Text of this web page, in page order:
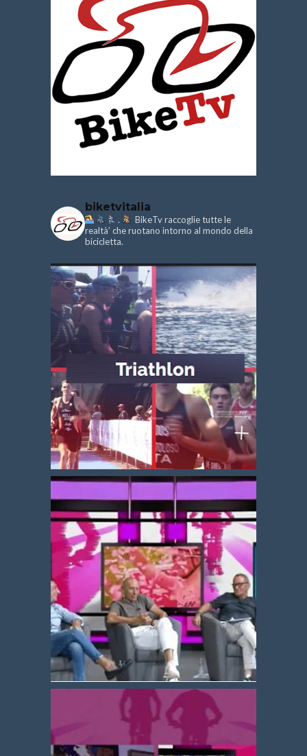
biketvitalia
.
BikeTv raccoglie tutte le
realtà’ che ruotano intorno al mondo della
bicicletta.